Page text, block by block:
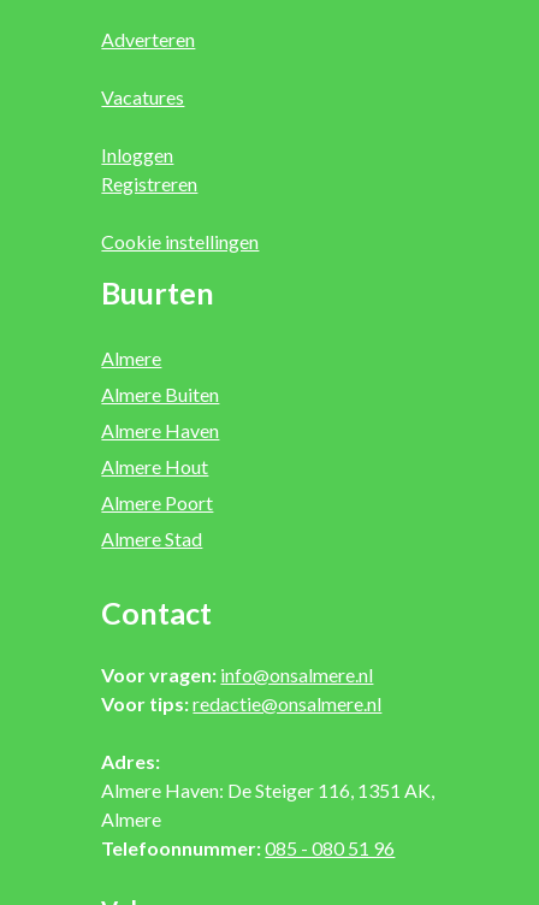
Adverteren
Vacatures
Inloggen
Registreren
Cookie instellingen
Buurten
Almere
Almere Buiten
Almere Haven
Almere Hout
Almere Poort
Almere Stad
Contact
Voor vragen: info@onsalmere.nl
Voor tips:redactie@onsalmere.nl
Adres:
Almere Haven: De Steiger 116, 1351 AK,
Almere
Telefoonnummer:085 - 080 51 96